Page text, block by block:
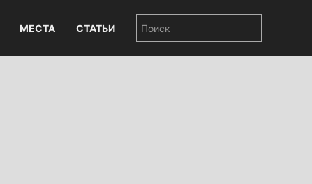
МЕСТА СТАТЬИ